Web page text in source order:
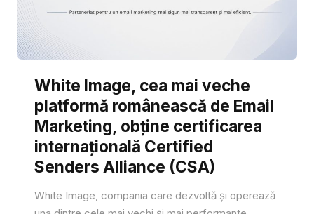
White Image, cea mai veche
platformă românească de Email
Marketing, obține certificarea
internațională Certified
Senders Alliance (CSA)
White Image, compania care dezvoltă și operează